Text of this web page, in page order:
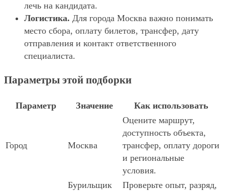
лечь на кандидата.
Логистика. Для города Москва важно понимать
место сбора, оплату билетов, трансфер, дату
отправления и контакт ответственного
специалиста.
Параметры этой подборки
Параметр Значение Как использовать
Город Москва
Оцените маршрут,
доступность объекта,
трансфер, оплату дороги
и региональные
условия.
Бурильщик
Проверьте опыт, разряд,